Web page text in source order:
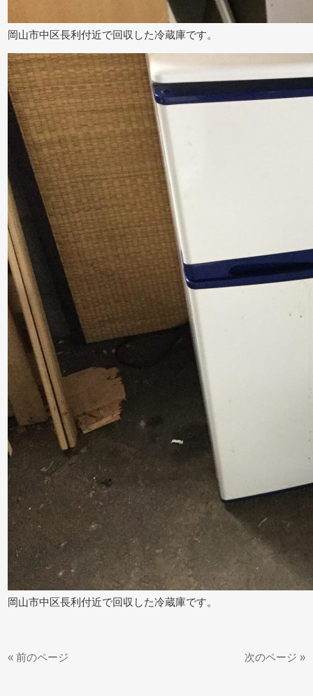
岡山市中区長利付近で回収した冷蔵庫です。
岡山市中区長利付近で回収した冷蔵庫です。
« 前のページ 次のページ »